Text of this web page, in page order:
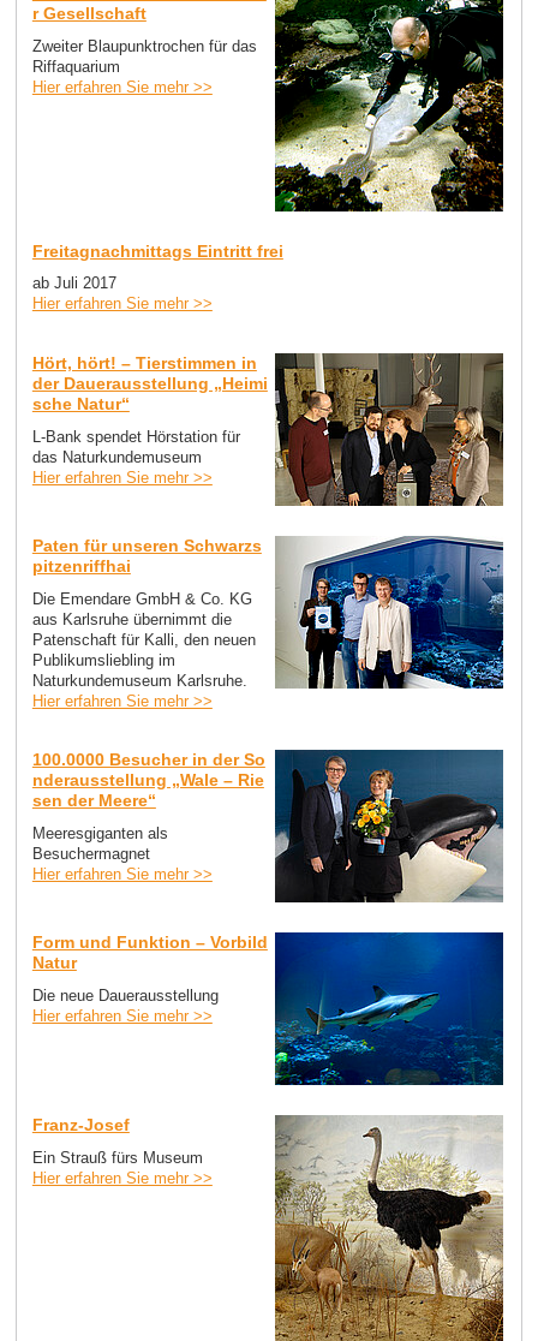
r Gesellschaft
Zweiter Blaupunktrochen für das
Riffaquarium
Hier erfahren Sie mehr >>
Freitagnachmittags Eintritt frei
ab Juli 2017
Hier erfahren Sie mehr >>
Hört, hört! – Tierstimmen in
der Dauerausstellung „Heimi
sche Natur“
L-Bank spendet Hörstation für
das Naturkundemuseum
Hier erfahren Sie mehr >>
Paten für unseren Schwarzs
pitzenriffhai
Die Emendare GmbH & Co. KG
aus Karlsruhe übernimmt die
Patenschaft für Kalli, den neuen
Publikumsliebling im
Naturkundemuseum Karlsruhe.
Hier erfahren Sie mehr >>
100.0000 Besucher in der So
nderausstellung „Wale – Rie
sen der Meere“
Meeresgiganten als
Besuchermagnet
Hier erfahren Sie mehr >>
Form und Funktion – Vorbild
Natur
Die neue Dauerausstellung
Hier erfahren Sie mehr >>
Franz-Josef
Ein Strauß fürs Museum
Hier erfahren Sie mehr >>